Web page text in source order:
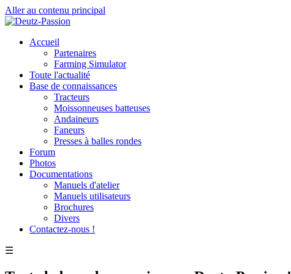
Aller au contenu principal
Accueil
Partenaires
Farming Simulator
Toute l'actualité
Base de connaissances
Tracteurs
Moissonneuses batteuses
Andaineurs
Faneurs
Presses à balles rondes
Forum
Photos
Documentations
Manuels d'atelier
Manuels utilisateurs
Brochures
Divers
Contactez-nous !
☰